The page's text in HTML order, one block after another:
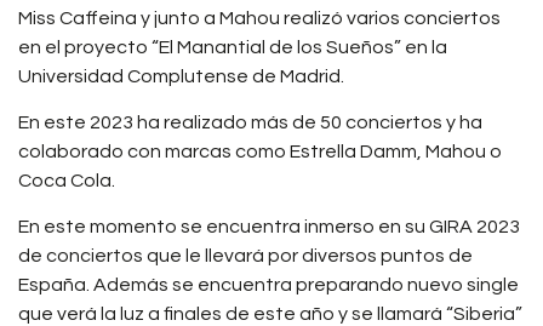
Miss Caffeina y junto a Mahou realizó varios conciertos
en el proyecto “El Manantial de los Sueños” en la
Universidad Complutense de Madrid.
En este 2023 ha realizado más de 50 conciertos y ha
colaborado con marcas como Estrella Damm, Mahou o
Coca Cola.
En este momento se encuentra inmerso en su GIRA 2023
de conciertos que le llevará por diversos puntos de
España. Además se encuentra preparando nuevo single
que verá la luz a finales de este año y se llamará “Siberia”